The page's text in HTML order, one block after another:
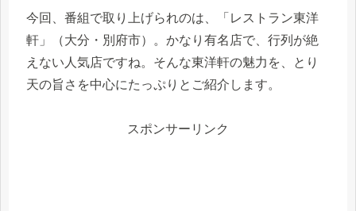
今回、番組で取り上げられのは、「レストラン東洋
軒」（大分・別府市）。かなり有名店で、行列が絶
えない人気店ですね。そんな東洋軒の魅力を、とり
天の旨さを中心にたっぷりとご紹介します。
スポンサーリンク